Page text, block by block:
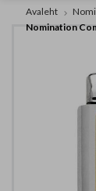
Avaleht
Nomination